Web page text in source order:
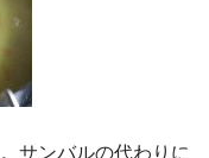
サンバルの代わりに